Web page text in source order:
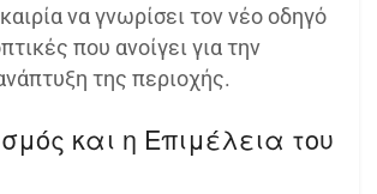
να γνωρίσει τον νέο οδηγό
που ανοίγει για την
της περιοχής.
και η Επιμέλεια του